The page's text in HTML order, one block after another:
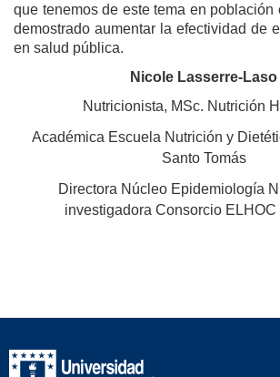
que tenemos de este tema en población
demostrado aumentar la efectividad de
en salud pública.
Nicole Lasserre-Laso
Nutricionista, MSc. Nutrición
Académica Escuela Nutrición y
Santo Tomás
Directora Núcleo Epidemiología
investigadora Consorcio ELHOC